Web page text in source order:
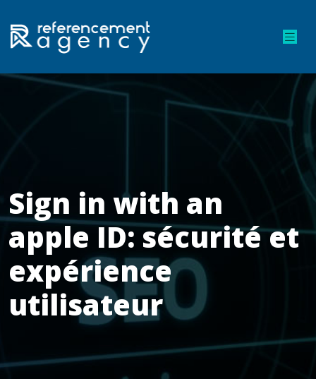
Sign in with an
apple ID: sécurité et
expérience
utilisateur